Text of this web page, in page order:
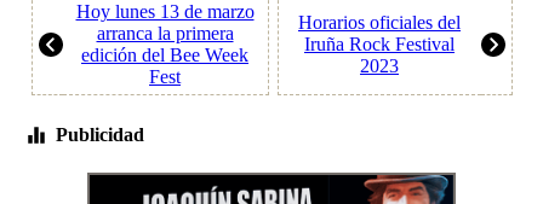
Hoy lunes 13 de marzo
arranca la primera
edición del Bee Week
Fest
Horarios oficiales del
Iruña Rock Festival
2023
Publicidad